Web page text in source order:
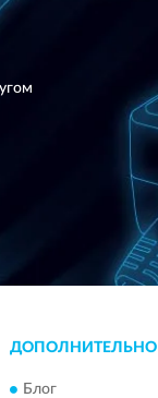
ДОПОЛНИТЕЛЬНО
Блог